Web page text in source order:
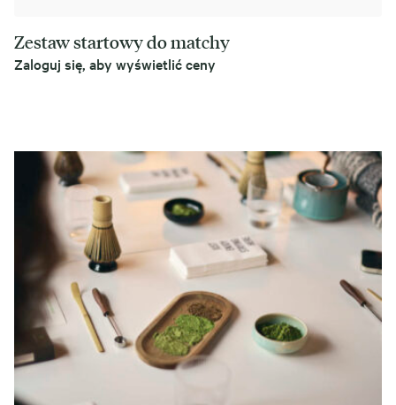
Zestaw startowy do matchy
Zaloguj się, aby wyświetlić ceny